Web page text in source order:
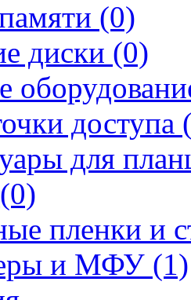
(0)
диски (0)
доступа
для
пленки и
и МФУ (1)